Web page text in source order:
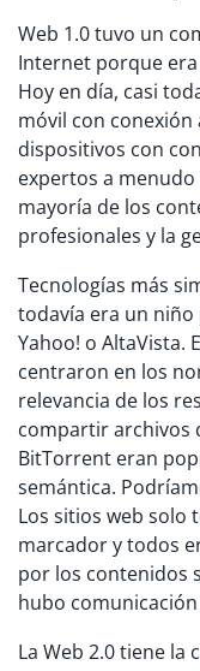
Web 1.0 tuvo un
Internet porque
Hoy en día, casi
móvil con conexión
dispositivos con
expertos a
mayoría de los
profesionales y la
Tecnologías más
todavía era un niño
Yahoo! o AltaVista.
centraron en los
relevancia de los
compartir archivos
BitTorrent eran
semántica.
Los sitios web solo
marcador y todos
por los contenidos
hubo
La Web 2.0 tiene la